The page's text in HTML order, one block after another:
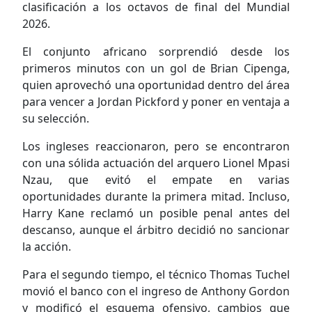
clasificación a los octavos de final del Mundial
2026.
El conjunto africano sorprendió desde los
primeros minutos con un gol de Brian Cipenga,
quien aprovechó una oportunidad dentro del área
para vencer a Jordan Pickford y poner en ventaja a
su selección.
Los ingleses reaccionaron, pero se encontraron
con una sólida actuación del arquero Lionel Mpasi
Nzau, que evitó el empate en varias
oportunidades durante la primera mitad. Incluso,
Harry Kane reclamó un posible penal antes del
descanso, aunque el árbitro decidió no sancionar
la acción.
Para el segundo tiempo, el técnico Thomas Tuchel
movió el banco con el ingreso de Anthony Gordon
y modificó el esquema ofensivo, cambios que